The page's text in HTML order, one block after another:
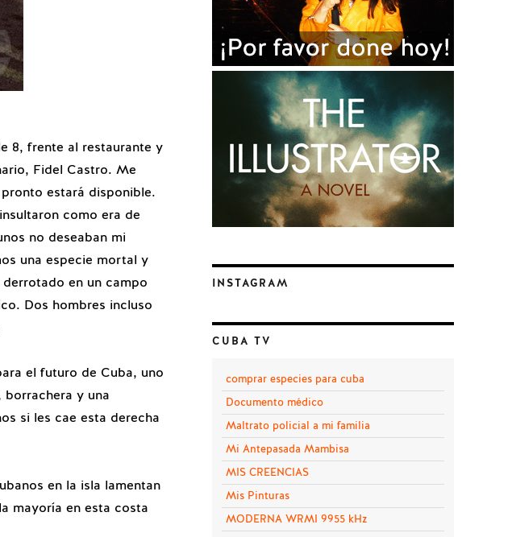
8, frente al restaurante y
Fidel Castro. Me
estará disponible.
como era de
no deseaban mi
una especie mortal y
en un campo
Dos hombres incluso
el futuro de Cuba, uno
y una
si les cae esta derecha
en la isla lamentan
mayoría en esta costa
INSTAGRAM
CUBA TV
comprar especies para cuba
Documento médico
Maltrato policial a mi familia
Mi Antepasada Mambisa
MIS CREENCIAS
Mis Pinturas
MODERNA WRMI 9955 kHz